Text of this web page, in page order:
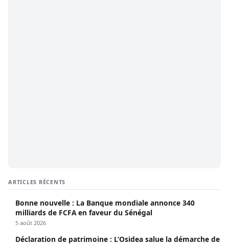
ARTICLES RÉCENTS
Bonne nouvelle : La Banque mondiale annonce 340
milliards de FCFA en faveur du Sénégal
5 août 2026
Déclaration de patrimoine : L’Osidea salue la démarche de